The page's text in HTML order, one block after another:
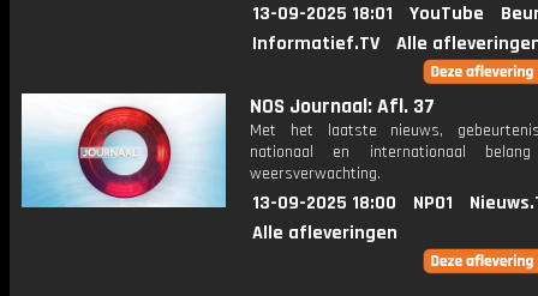
13-09-2025 18:01 YouTube
Informatief.TV
Alle
NOS Journaal: Afl. 37
Met het laatste nieuws,
nationaal en internationaal
weersverwachting.
13-09-2025 18:00 NPO1
Alle afleveringen